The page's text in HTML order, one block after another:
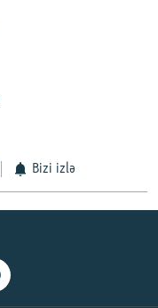
Bizi izlə